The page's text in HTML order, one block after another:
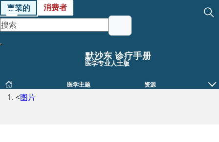
專業的 消费者
默沙东 诊疗手册
医学专业人士版
医学主题 资源
<图片